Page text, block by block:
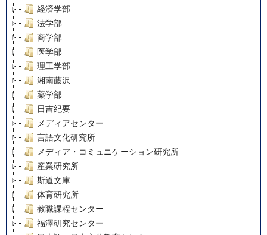
経済学部
法学部
商学部
医学部
理工学部
湘南藤沢
薬学部
日吉紀要
メディアセンター
言語文化研究所
メディア・コミュニケーション研究所
産業研究所
斯道文庫
体育研究所
教職課程センター
福澤研究センター